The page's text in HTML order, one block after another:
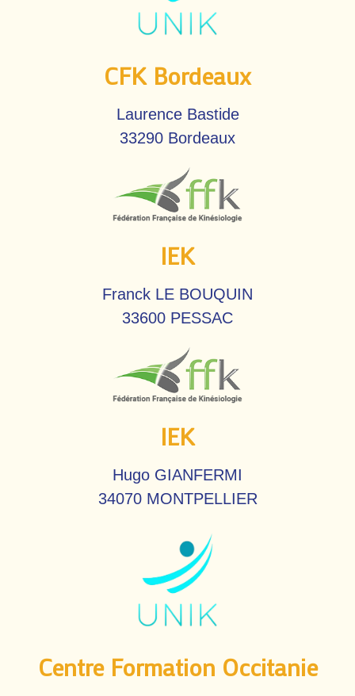
CFK Bordeaux
Laurence Bastide
33290 Bordeaux
IEK
Franck LE BOUQUIN
33600 PESSAC
IEK
Hugo GIANFERMI
34070 MONTPELLIER
Centre Formation Occitanie